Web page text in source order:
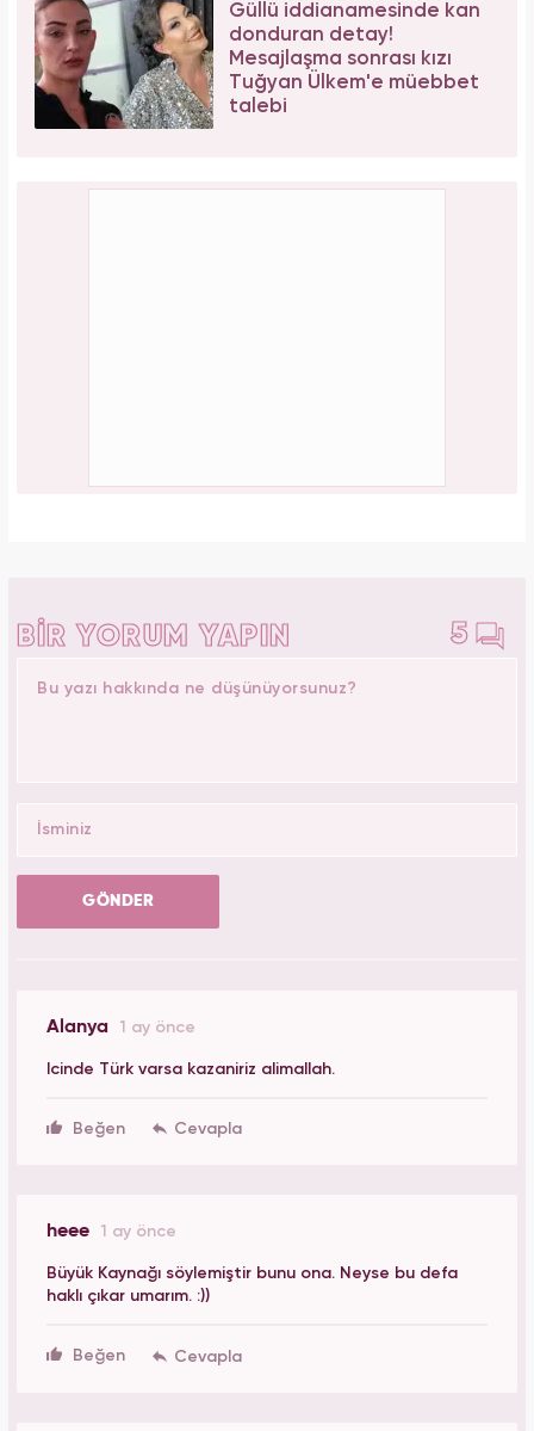
Güllü iddianamesinde kan
donduran detay!
Mesajlaşma sonrası kızı
Tuğyan Ülkem'e müebbet
talebi
BİR YORUM YAPIN 5
GÖNDER
Alanya 1 ay önce
Icinde Türk varsa kazaniriz alimallah.
Beğen
heee 1 ay önce
Büyük Kaynağı söylemiştir bunu ona. Neyse bu defa
haklı çıkar umarım. :))
Beğen